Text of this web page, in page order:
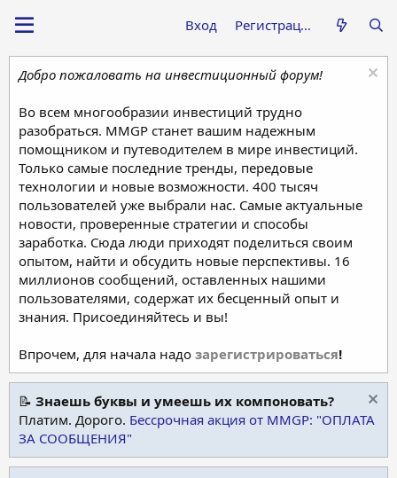
Вход Регистрация
Добро пожаловать на инвестиционный форум!
Во всем многообразии инвестиций трудно
разобраться. MMGP станет вашим надежным
помощником и путеводителем в мире инвестиций.
Только самые последние тренды, передовые
технологии и новые возможности. 400 тысяч
пользователей уже выбрали нас. Самые актуальные
новости, проверенные стратегии и способы
заработка. Сюда люди приходят поделиться своим
опытом, найти и обсудить новые перспективы. 16
миллионов сообщений, оставленных нашими
пользователями, содержат их бесценный опыт и
знания. Присоединяйтесь и вы!
Впрочем, для начала надо зарегистрироваться!
📝 Знаешь буквы и умеешь их компоновать?
Платим. Дорого. Бессрочная акция от MMGP: "ОПЛАТА
ЗА СООБЩЕНИЯ"